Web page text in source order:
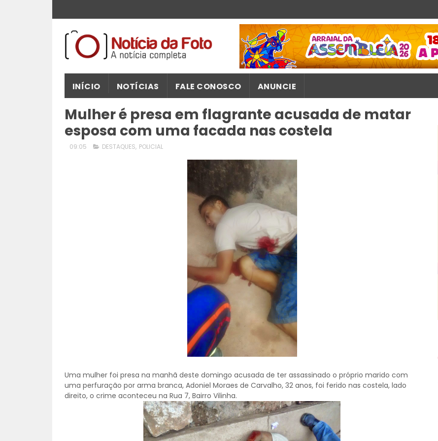
INÍCIO NOTÍCIAS FALE CONOSCO ANUNCIE
Mulher é presa em flagrante acusada de matar
esposa com uma facada nas costela
09:05 DESTAQUES, POLICIAL
Uma mulher foi presa na manhã deste domingo acusada de ter assassinado o próprio marido com
uma perfuração por arma branca, Adoniel Moraes de Carvalho, 32 anos, foi ferido nas costela, lado
direito, o crime aconteceu na Rua 7, Bairro Vilinha.